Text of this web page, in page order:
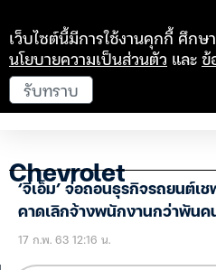
Chevrolet
‘จีเอ็ม’ จ่อถอนธุรกิจรถยนต์เ
คาดเลิกจ้างพนักงานกว่าพันค
17 ก.พ. 63 12:16 น.
เว็บไซต์นี้มีการใช้งานคุกกี้ ศึกษ
นโยบายความเป็นส่วนตัว และข้
รับทราบ